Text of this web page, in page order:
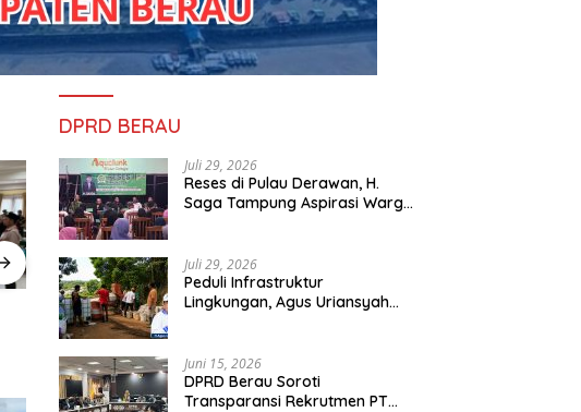
Reses di Pulau Derawan, H.
Saga Tampung Aspirasi Warga
Sikapi Efisiensi Anggaran
Peduli Infrastruktur
DPRD BERAU
Juli 29, 2026
Reses di Pulau Derawan, H.
Saga Tampung Aspirasi Warga
Juli 29, 2026
Peduli Infrastruktur
Lingkungan, Agus Uriansyah
Juni 15, 2026
DPRD Berau Soroti
Transparansi Rekrutmen PT